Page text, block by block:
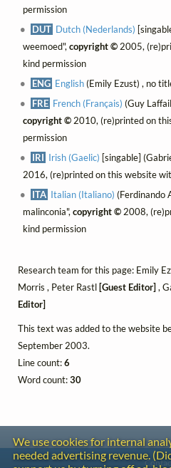
permission
DUT Dutch (Nederlands)
weemoed", copyright ©2005,
kind permission
ENG English(Emily Ezust) , no
FRE French (Français) (Guy
copyright ©2010, (re)printed on
permission
IRI Irish (Gaelic) [singable]
2016, (re)printed on this website
ITA Italian (Italiano) (Ferdinando
malinconia", copyright ©2008,
kind permission
Research team for this page: Emily
Morris , Peter Rastl [Guest Editor] ,
Editor]
This text was added to the website
September 2003.
Line count:6
Word count:30
We use cookies for internal
needed advertising revenue.